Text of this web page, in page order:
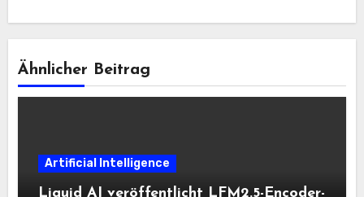
Ähnlicher Beitrag
Artificial Intelligence
Liquid AI veröffentlicht LFM2.5-Encoder-